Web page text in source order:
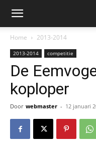
Home 2013-2014
2013-2014 competitie
De
koploper
Door webmaster - 12 januari